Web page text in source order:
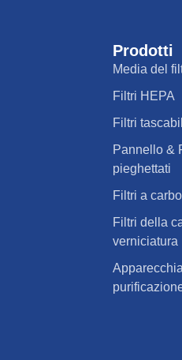
Prodotti
Media del
Filtri HEPA
Filtri
Pannello &
pieghettati
Filtri a
Filtri della
verniciatura